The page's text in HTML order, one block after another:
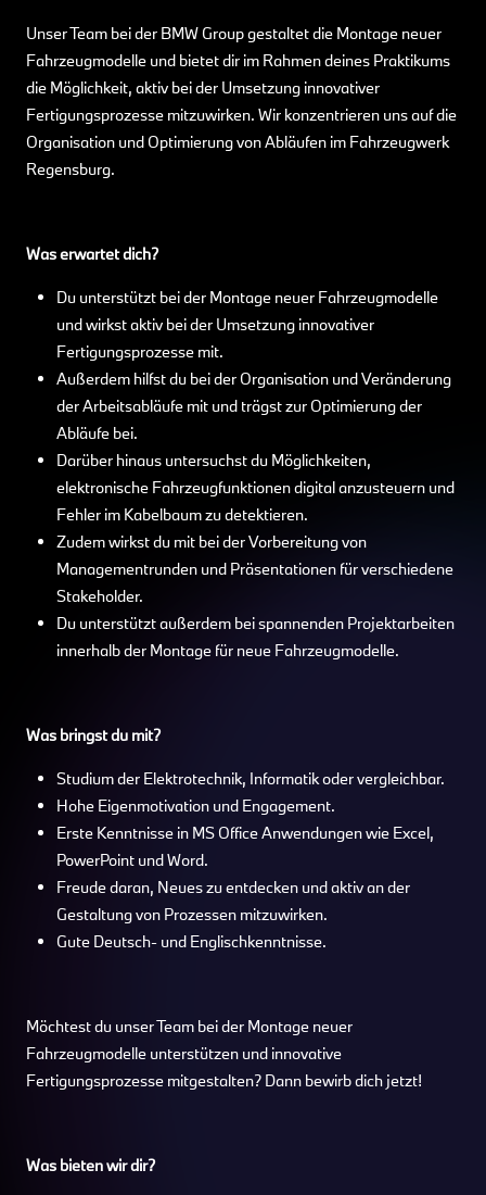
Unser Team bei der BMW Group gestaltet die Montage neuer
Fahrzeugmodelle und bietet dir im Rahmen deines Praktikums
die Möglichkeit, aktiv bei der Umsetzung innovativer
Fertigungsprozesse mitzuwirken. Wir konzentrieren uns auf die
Organisation und Optimierung von Abläufen im Fahrzeugwerk
Regensburg.
Was erwartet dich?
Du unterstützt bei der Montage neuer Fahrzeugmodelle
und wirkst aktiv bei der Umsetzung innovativer
Fertigungsprozesse mit.
Außerdem hilfst du bei der Organisation und Veränderung
der Arbeitsabläufe mit und trägst zur Optimierung der
Abläufe bei.
Darüber hinaus untersuchst du Möglichkeiten,
elektronische Fahrzeugfunktionen digital anzusteuern und
Fehler im Kabelbaum zu detektieren.
Zudem wirkst du mit bei der Vorbereitung von
Managementrunden und Präsentationen für verschiedene
Stakeholder.
Du unterstützt außerdem bei spannenden Projektarbeiten
innerhalb der Montage für neue Fahrzeugmodelle.
Was bringst du mit?
Studium der Elektrotechnik, Informatik oder vergleichbar.
Hohe Eigenmotivation und Engagement.
Erste Kenntnisse in MS Office Anwendungen wie Excel,
PowerPoint und Word.
Freude daran, Neues zu entdecken und aktiv an der
Gestaltung von Prozessen mitzuwirken.
Gute Deutsch- und Englischkenntnisse.
Möchtest du unser Team bei der Montage neuer
Fahrzeugmodelle unterstützen und innovative
Fertigungsprozesse mitgestalten? Dann bewirb dich jetzt!
Was bieten wir dir?